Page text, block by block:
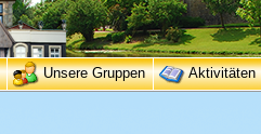
Unsere Gruppen Aktivitäten